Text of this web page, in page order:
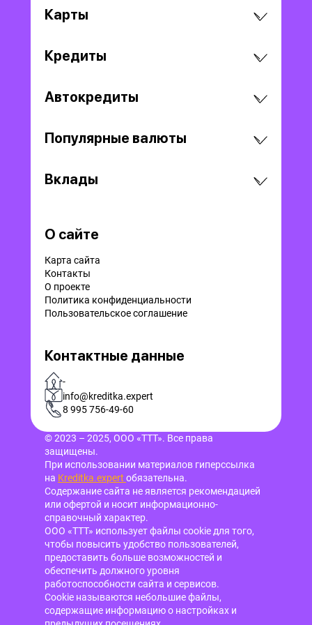
Карты
Кредиты
Автокредиты
Популярные валюты
Вклады
О сайте
Карта сайта
Контакты
О проекте
Политика конфиденциальности
Пользовательское соглашение
Контактные данные
-
info@kreditka.expert
8 995 756-49-60
© 2023 – 2025, ООО «ТТТ». Все права
защищены.
При использовании материалов гиперссылка
на Kreditka.expert обязательна.
Содержание сайта не является рекомендацией
или офертой и носит информационно-
справочный характер.
ООО «ТТТ» использует файлы cookie для того,
чтобы повысить удобство пользователей,
предоставить больше возможностей и
обеспечить должного уровня
работоспособности сайта и сервисов.
Cookie называются небольшие файлы,
содержащие информацию о настройках и